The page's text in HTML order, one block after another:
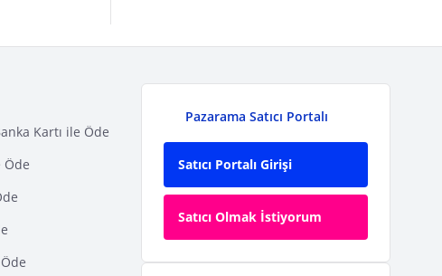
Kartı ile Öde
Öde
Pazarama Satıcı Portalı
Satıcı Portalı Girişi
Satıcı Olmak İstiyorum